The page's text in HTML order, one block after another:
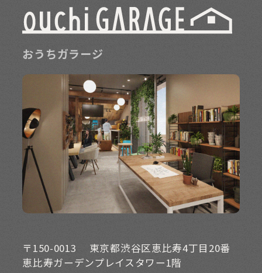
おうちガラージ
〒150-0013
東京都渋谷区恵比寿4丁目20番
恵比寿ガーデンプレイスタワー1階